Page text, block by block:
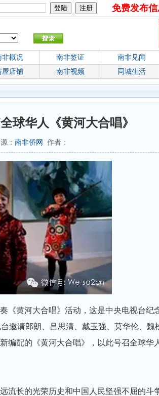
免费发布
非概况 南非签证 南非见闻
屋店铺 南非视频 同城生活
球华人《黄河大合唱》
： 南非侨网 作者：
《黄河大合唱》活动，这是中央电视台纪
邀请郎朗、吕思清、戴玉强、莫华伦、魏
编配的《黄河大合唱》，以此号召全球华
流长的光荣历史和中国人民坚强不屈的斗